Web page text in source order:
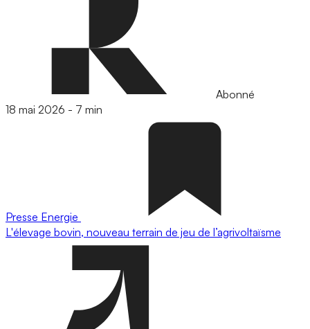
Abonné
18 mai 2026 - 7 min
Presse Energie
L'élevage bovin, nouveau terrain de jeu de l’agrivoltaïsme